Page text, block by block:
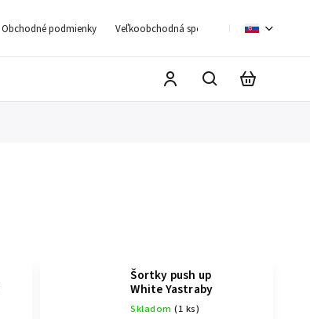
Obchodné podmienky Veľkoobchodná spolupráca Moja
Šortky push up
White Yastraby
Skladom(1 ks)